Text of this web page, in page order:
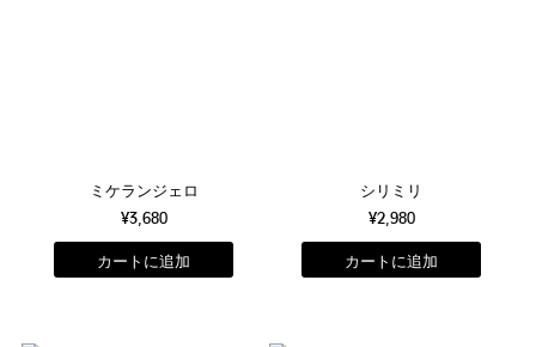
ミケランジェロ
¥3,680
シリミリ
¥2,980